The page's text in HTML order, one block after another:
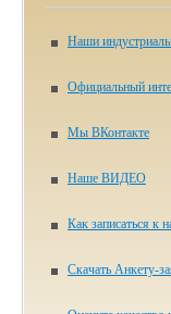
Наши
Официальный
Мы ВКонтакте
Наше ВИДЕО
Как записаться к
Скачать Анкету-